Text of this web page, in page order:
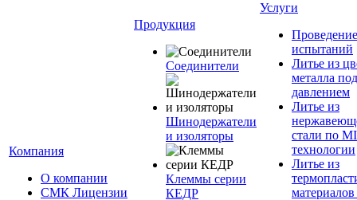
Компания
О компании
СМК Лицензии
Продукция
Соединители
Шинодержатели
и изоляторы
Клеммы серии
КЕДР
Услуги
Проведение
испытаний
Литье из
металла под
давлением
Литье из
стали по
технологии
Литье из